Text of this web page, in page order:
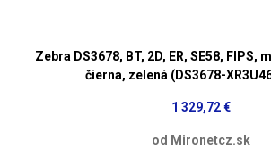
Zebra DS3678, BT, 2D, ER, SE58, FIPS,
čierna, zelená (DS3678-
1 329,72 €
od Mironetcz.sk